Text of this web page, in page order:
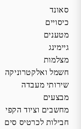
סאונד
כיסויים
מטענים
גיימינג
מצלמות
חשמל ואלקטרוניקה
שירותי מעבדה
מבצעים
מחשבים וציוד הקפי
חבילות לכרטיס סים